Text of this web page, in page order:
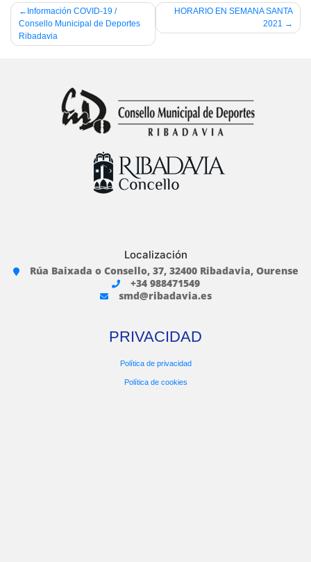
Navegación
de
entradas
Información COVID-19 /
Consello Municipal de Deportes
Ribadavia
HORARIO EN SEMANA SANTA
2021
Localización
Rúa Baixada o Consello, 37, 32400 Ribadavia, Ourense
+34 988471549
smd@ribadavia.es
PRIVACIDAD
Política de privacidad
Política de cookies